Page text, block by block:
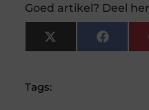
Goed artikel? Deel
X
(Twitter)
Tags: